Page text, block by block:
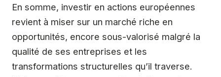
En somme, investir en actions européennes
revient à miser sur un marché riche en
opportunités, encore sous-valorisé malgré la
qualité de ses entreprises et les
transformations structurelles qu’il traverse.